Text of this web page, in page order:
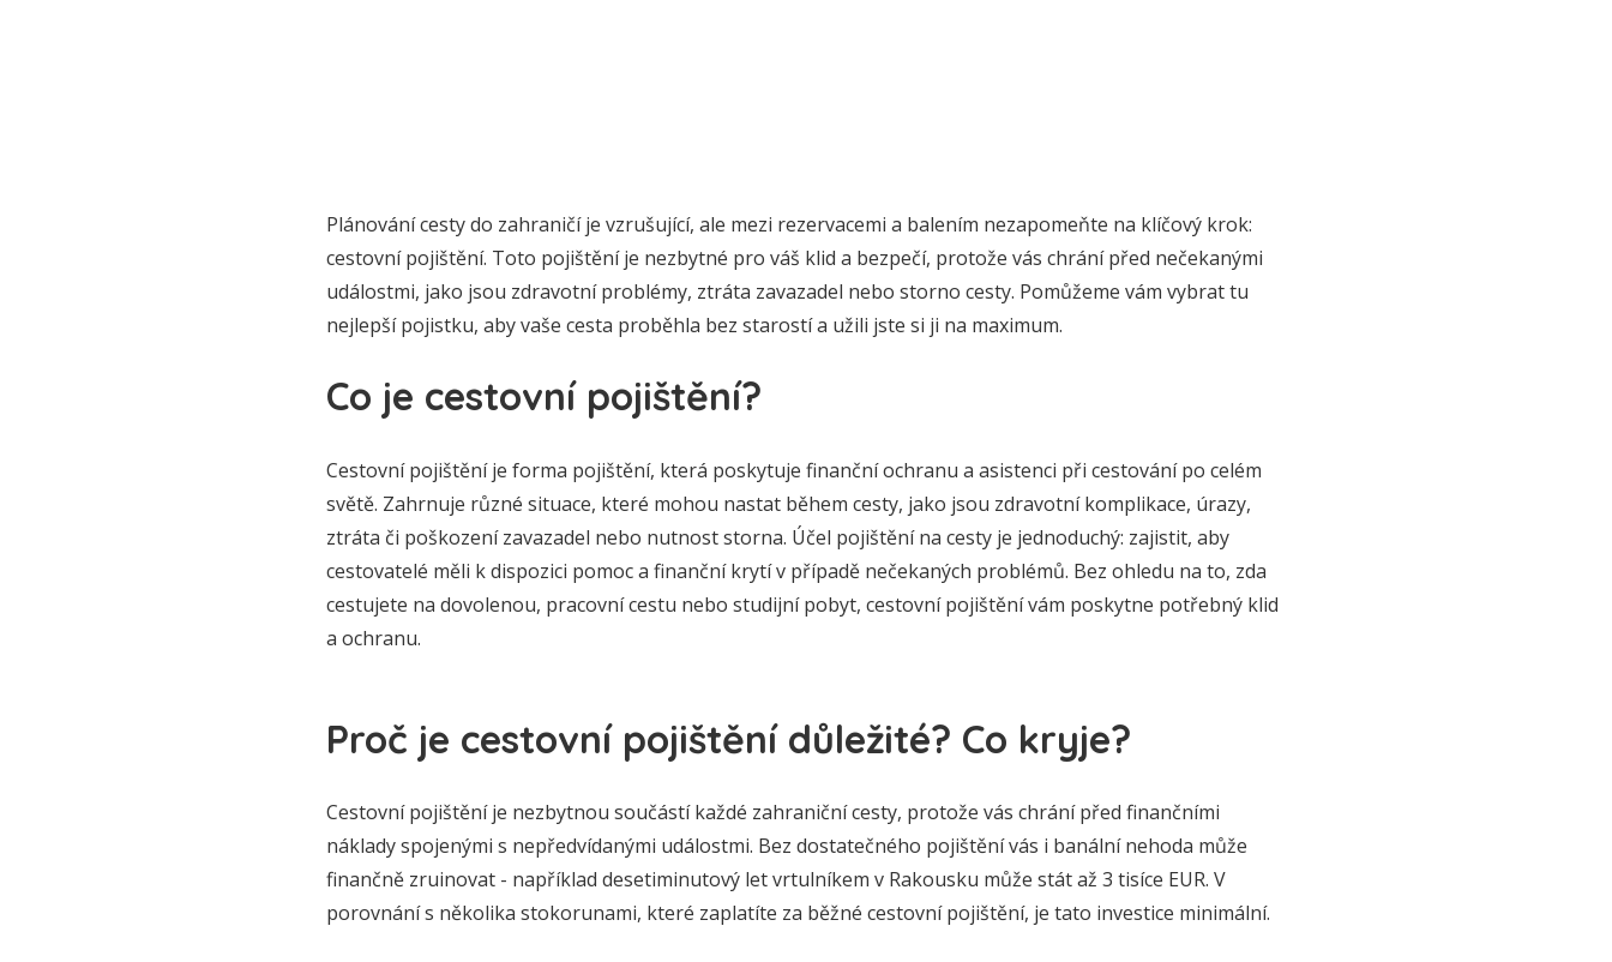
Plánování cesty do zahraničí je vzrušující, ale mezi rezervacemi a balením nezapomeňte na klíčový krok:
cestovní pojištění. Toto pojištění je nezbytné pro váš klid a bezpečí, protože vás chrání před nečekanými
událostmi, jako jsou zdravotní problémy, ztráta zavazadel nebo storno cesty. Pomůžeme vám vybrat tu
nejlepší pojistku, aby vaše cesta proběhla bez starostí a užili jste si ji na maximum.
Co je cestovní pojištění?
Cestovní pojištění je forma pojištění, která poskytuje finanční ochranu a asistenci při cestování po celém
světě. Zahrnuje různé situace, které mohou nastat během cesty, jako jsou zdravotní komplikace, úrazy,
ztráta či poškození zavazadel nebo nutnost storna. Účel pojištění na cesty je jednoduchý: zajistit, aby
cestovatelé měli k dispozici pomoc a finanční krytí v případě nečekaných problémů. Bez ohledu na to, zda
cestujete na dovolenou, pracovní cestu nebo studijní pobyt, cestovní pojištění vám poskytne potřebný klid
a ochranu.
Proč je cestovní pojištění důležité? Co kryje?
Cestovní pojištění je nezbytnou součástí každé zahraniční cesty, protože vás chrání před finančními
náklady spojenými s nepředvídanými událostmi. Bez dostatečného pojištění vás i banální nehoda může
finančně zruinovat - například desetiminutový let vrtulníkem v Rakousku může stát až 3 tisíce EUR. V
porovnání s několika stokorunami, které zaplatíte za běžné cestovní pojištění, je tato investice minimální.